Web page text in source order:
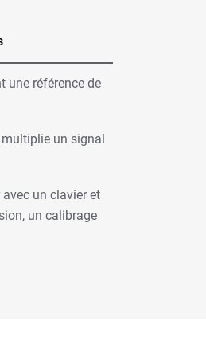
une référence de
un signal
un clavier et
un calibrage